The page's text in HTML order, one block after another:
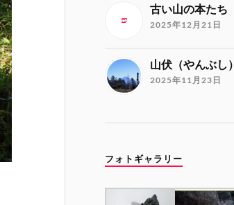
古い山の本たち
2025年12月21日
山伏（やんぶし）
2025年11月23日
フォトギャラリー